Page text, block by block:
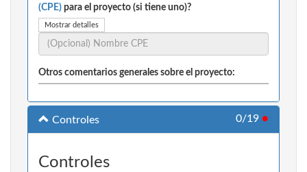
(CPE) para el proyecto (si tiene uno)?
Mostrar detalles
Otros comentarios generales sobre el proyecto:
Controles 0/19 ●
Controles